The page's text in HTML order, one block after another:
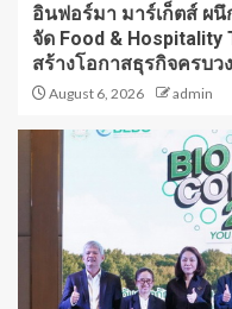
อินฟอร์มา มาร์เก็ตส์ ผนึ
จัด Food & Hospitality
สร้างโอกาสธุรกิจครบว
August 6, 2026 admin